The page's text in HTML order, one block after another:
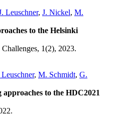
Leuschner, J. Nickel, M.
to the Helsinki
1(2), 2023.
Leuschner, M. Schmidt, G.
to the HDC2021